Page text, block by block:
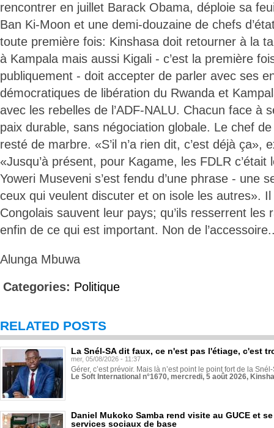
rencontrer en juillet Barack Obama, déploie sa
Ban Ki-Moon et une demi-douzaine de chefs
toute première fois: Kinshasa doit retourner à la
à Kampala mais aussi Kigali - c’est la première
publiquement - doit accepter de parler avec ses
démocratiques de libération du Rwanda et
avec les rebelles de l’ADF-NALU. Chacun face à
paix durable, sans négociation globale. Le chef de
resté de marbre. «S’il n’a rien dit, c’est déjà ça»,
«Jusqu’à présent, pour Kagame, les FDLR c’était
Yoweri Museveni s’est fendu d’une phrase - une
ceux qui veulent discuter et on isole les autres».
Congolais sauvent leur pays; qu’ils resserrent les
enfin de ce qui est important. Non de
Alunga Mbuwa
Categories: Politique
RELATED POSTS
La Snél-SA dit faux, ce n'est pas l'étiage, c'est
mer, 05/08/2026 - 11:37
Gérer, c’est prévoir. Mais là n’est point le point fort de la
Le Soft International n°1670, mercredi, 5 août 2026,
Daniel Mukoko Samba rend visite au GUCE et
services sociaux de base